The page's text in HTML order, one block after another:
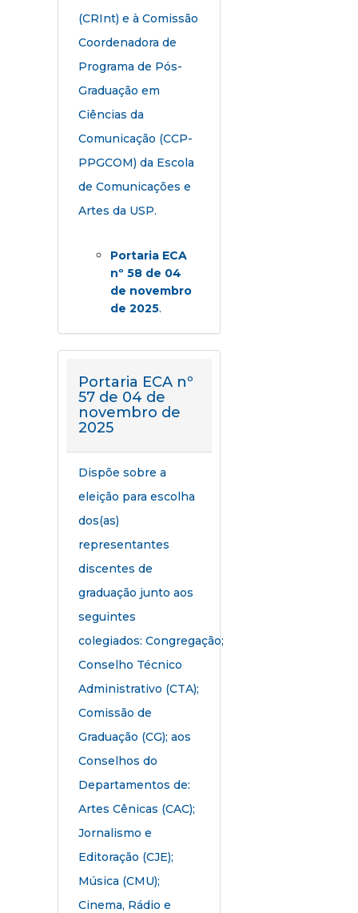
(CRInt) e à Comissão
Coordenadora de
Programa de Pós-
Graduação em
Ciências da
Comunicação (CCP-
PPGCOM) da Escola
de Comunicações e
Artes da USP.
Portaria ECA
nº 58 de 04
de novembro
de 2025.
Portaria ECA nº
57 de 04 de
novembro de
2025
Dispõe sobre a
eleição para escolha
dos(as)
representantes
discentes de
graduação junto aos
seguintes
colegiados: Congregação;
Conselho Técnico
Administrativo (CTA);
Comissão de
Graduação (CG); aos
Conselhos do
Departamentos de:
Artes Cênicas (CAC);
Jornalismo e
Editoração (CJE);
Música (CMU);
Cinema, Rádio e